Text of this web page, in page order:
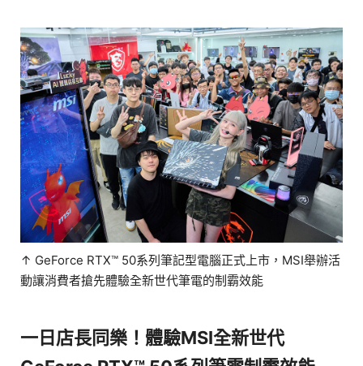
↑ GeForce RTX™ 50系列筆記型電腦正式上市，MSI舉辦活
動讓消費者搶先體驗全新世代筆電的制霸效能
一日店長同樂！體驗MSI全新世代